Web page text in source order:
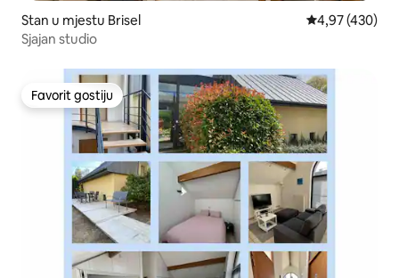
Stan u mjestu Brisel Prosječna
4,97 (430)
Sjajan studio
Favorit gostiju
Favorit gostiju